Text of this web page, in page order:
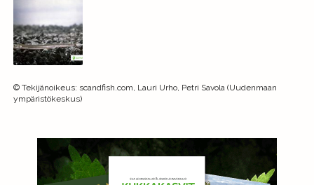
© Tekijänoikeus: scandfish.com, Lauri Urho, Petri Savola (Uudenmaan
ympäristökeskus)